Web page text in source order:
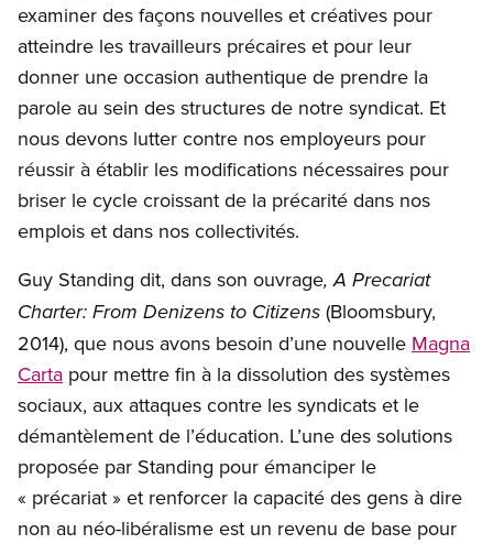
examiner des façons nouvelles et créatives pour
atteindre les travailleurs précaires et pour leur
donner une occasion authentique de prendre la
parole au sein des structures de notre syndicat. Et
nous devons lutter contre nos employeurs pour
réussir à établir les modifications nécessaires pour
briser le cycle croissant de la précarité dans nos
emplois et dans nos collectivités.
Guy Standing dit, dans son ouvrage, A Precariat
Charter: From Denizens to Citizens (Bloomsbury,
2014), que nous avons besoin d’une nouvelle Magna
Carta pour mettre fin à la dissolution des systèmes
sociaux, aux attaques contre les syndicats et le
démantèlement de l’éducation. L’une des solutions
proposée par Standing pour émanciper le
« précariat » et renforcer la capacité des gens à dire
non au néo-libéralisme est un revenu de base pour